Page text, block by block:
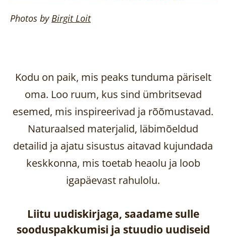
Photos byBirgitLoit
Kodu on paik, mis peaks tunduma päriselt
oma. Loo ruum, kus sind ümbritsevad
esemed, mis inspireerivad ja rõõmustavad.
Naturaalsed materjalid, läbimõeldud
detailid ja ajatu sisustus aitavad kujundada
keskkonna, mis toetab heaolu ja loob
igapäevast rahulolu.
Liitu uudiskirjaga, saadame sulle
sooduspakkumisi ja stuudio uudiseid